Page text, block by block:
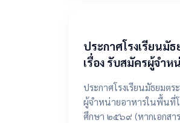
ประกาศโรงเรียนมั
เรื่อง รับสมัครผู้จำ
โรงอาหาร ประจำ
ประกาศโรงเรียนมัธยมตร
ผู้จำหน่ายอาหารในพื้นที่โ
ศึกษา ๒๕๖๙ (หากเอกสารไม่แสดงผล โปรดรอสัก